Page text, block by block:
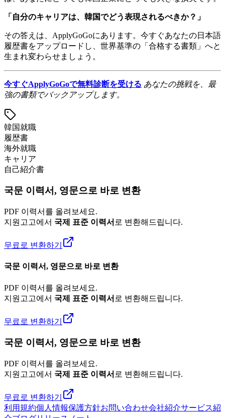
「自分のキャリアは、韓国でどう表現されるべきか？」
その答えは、ApplyGoGoにあります。今すぐあなたの日本語
履歴書をアップロードし、世界基準の「合格する書類」へと
生まれ変わらせましょう。
今すぐApplyGoGoで無料診断を受ける あなたの挑戦を、最
強の書類でバックアップします。
韓国就職
履歴書
海外就職
キャリア
自己紹介書
국문 이력서, 영문으로 바로 변환
PDF 이력서를 올려보세요.
지원고고에서 국제 표준 이력서 로 변환해드립니다.
무료로 변환하기
국문 이력서, 영문으로 바로 변환
PDF 이력서를 올려보세요.
지원고고에서 국제 표준 이력서 로 변환해드립니다.
무료로 변환하기
국문 이력서, 영문으로 바로 변환
PDF 이력서를 올려보세요.
지원고고에서 국제 표준 이력서 로 변환해드립니다.
무료로 변환하기
利用規約個人情報保護方針お問い合わせ会社紹介サービス紹